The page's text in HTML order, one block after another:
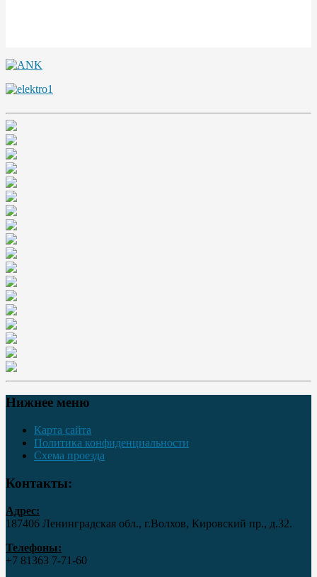
Нижнее меню
Карта сайта
Политика конфиденциальности
Схема проезда
Контакты:
Адрес:
187406 Ленинградская обл., г.Волхов, Кировский пр., д.32.
Телефоны:
+7 81363 7‑71-60